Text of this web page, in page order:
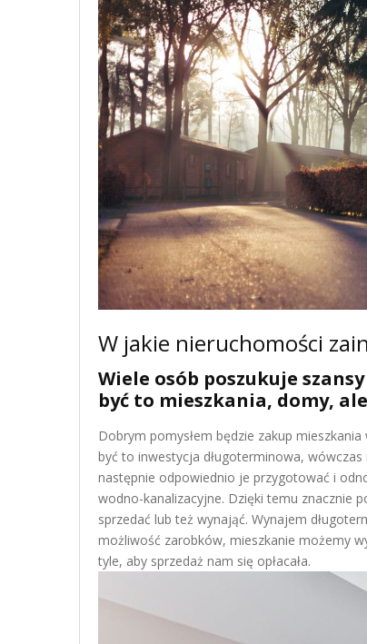
W jakie nieruchomości
Wiele osób poszukuje
być to mieszkania, domy,
Dobrym pomysłem będzie zakup
być to inwestycja długoterminowa,
następnie odpowiednio je przygotować i
wodno-kanalizacyjne. Dzięki temu znacznie
sprzedać lub też wynająć. Wynajem
możliwość zarobków, mieszkanie możemy
tyle, aby sprzedaż nam się opłacała.